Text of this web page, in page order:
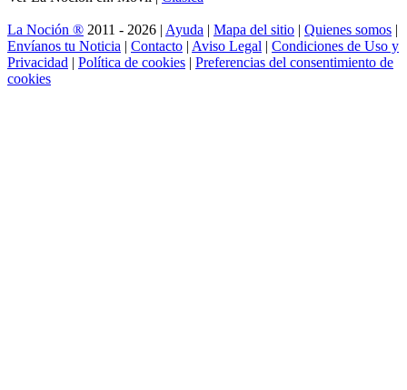
La Noción ® 2011 - 2026 | Ayuda | Mapa del sitio | Quienes somos |
Envíanos tu Noticia | Contacto | Aviso Legal | Condiciones de Uso y
Privacidad | Política de cookies | Preferencias del consentimiento de
cookies